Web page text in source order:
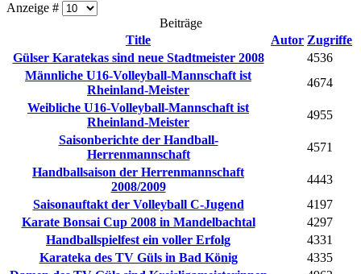
Anzeige #
Beiträge
Title
Autor Zugriffe
Gülser Karatekas sind neue Stadtmeister 2008
4536
Männliche U16-Volleyball-Mannschaft ist
Rheinland-Meister
4674
Weibliche U16-Volleyball-Mannschaft ist
Rheinland-Meister
4955
Saisonberichte der Handball-
Herrenmannschaft
4571
Handballsaison der Herrenmannschaft
2008/2009
4443
Saisonauftakt der Volleyball C-Jugend
4197
Karate Bonsai Cup 2008 in Mandelbachtal
4297
Handballspielfest ein voller Erfolg
4331
Karateka des TV Güls in Bad König
4335